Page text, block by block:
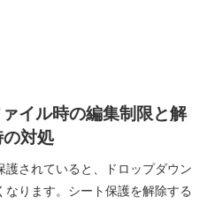
イル時の編集制限と解
対処
されていると、ドロップダウン
なります。シート保護を解除する